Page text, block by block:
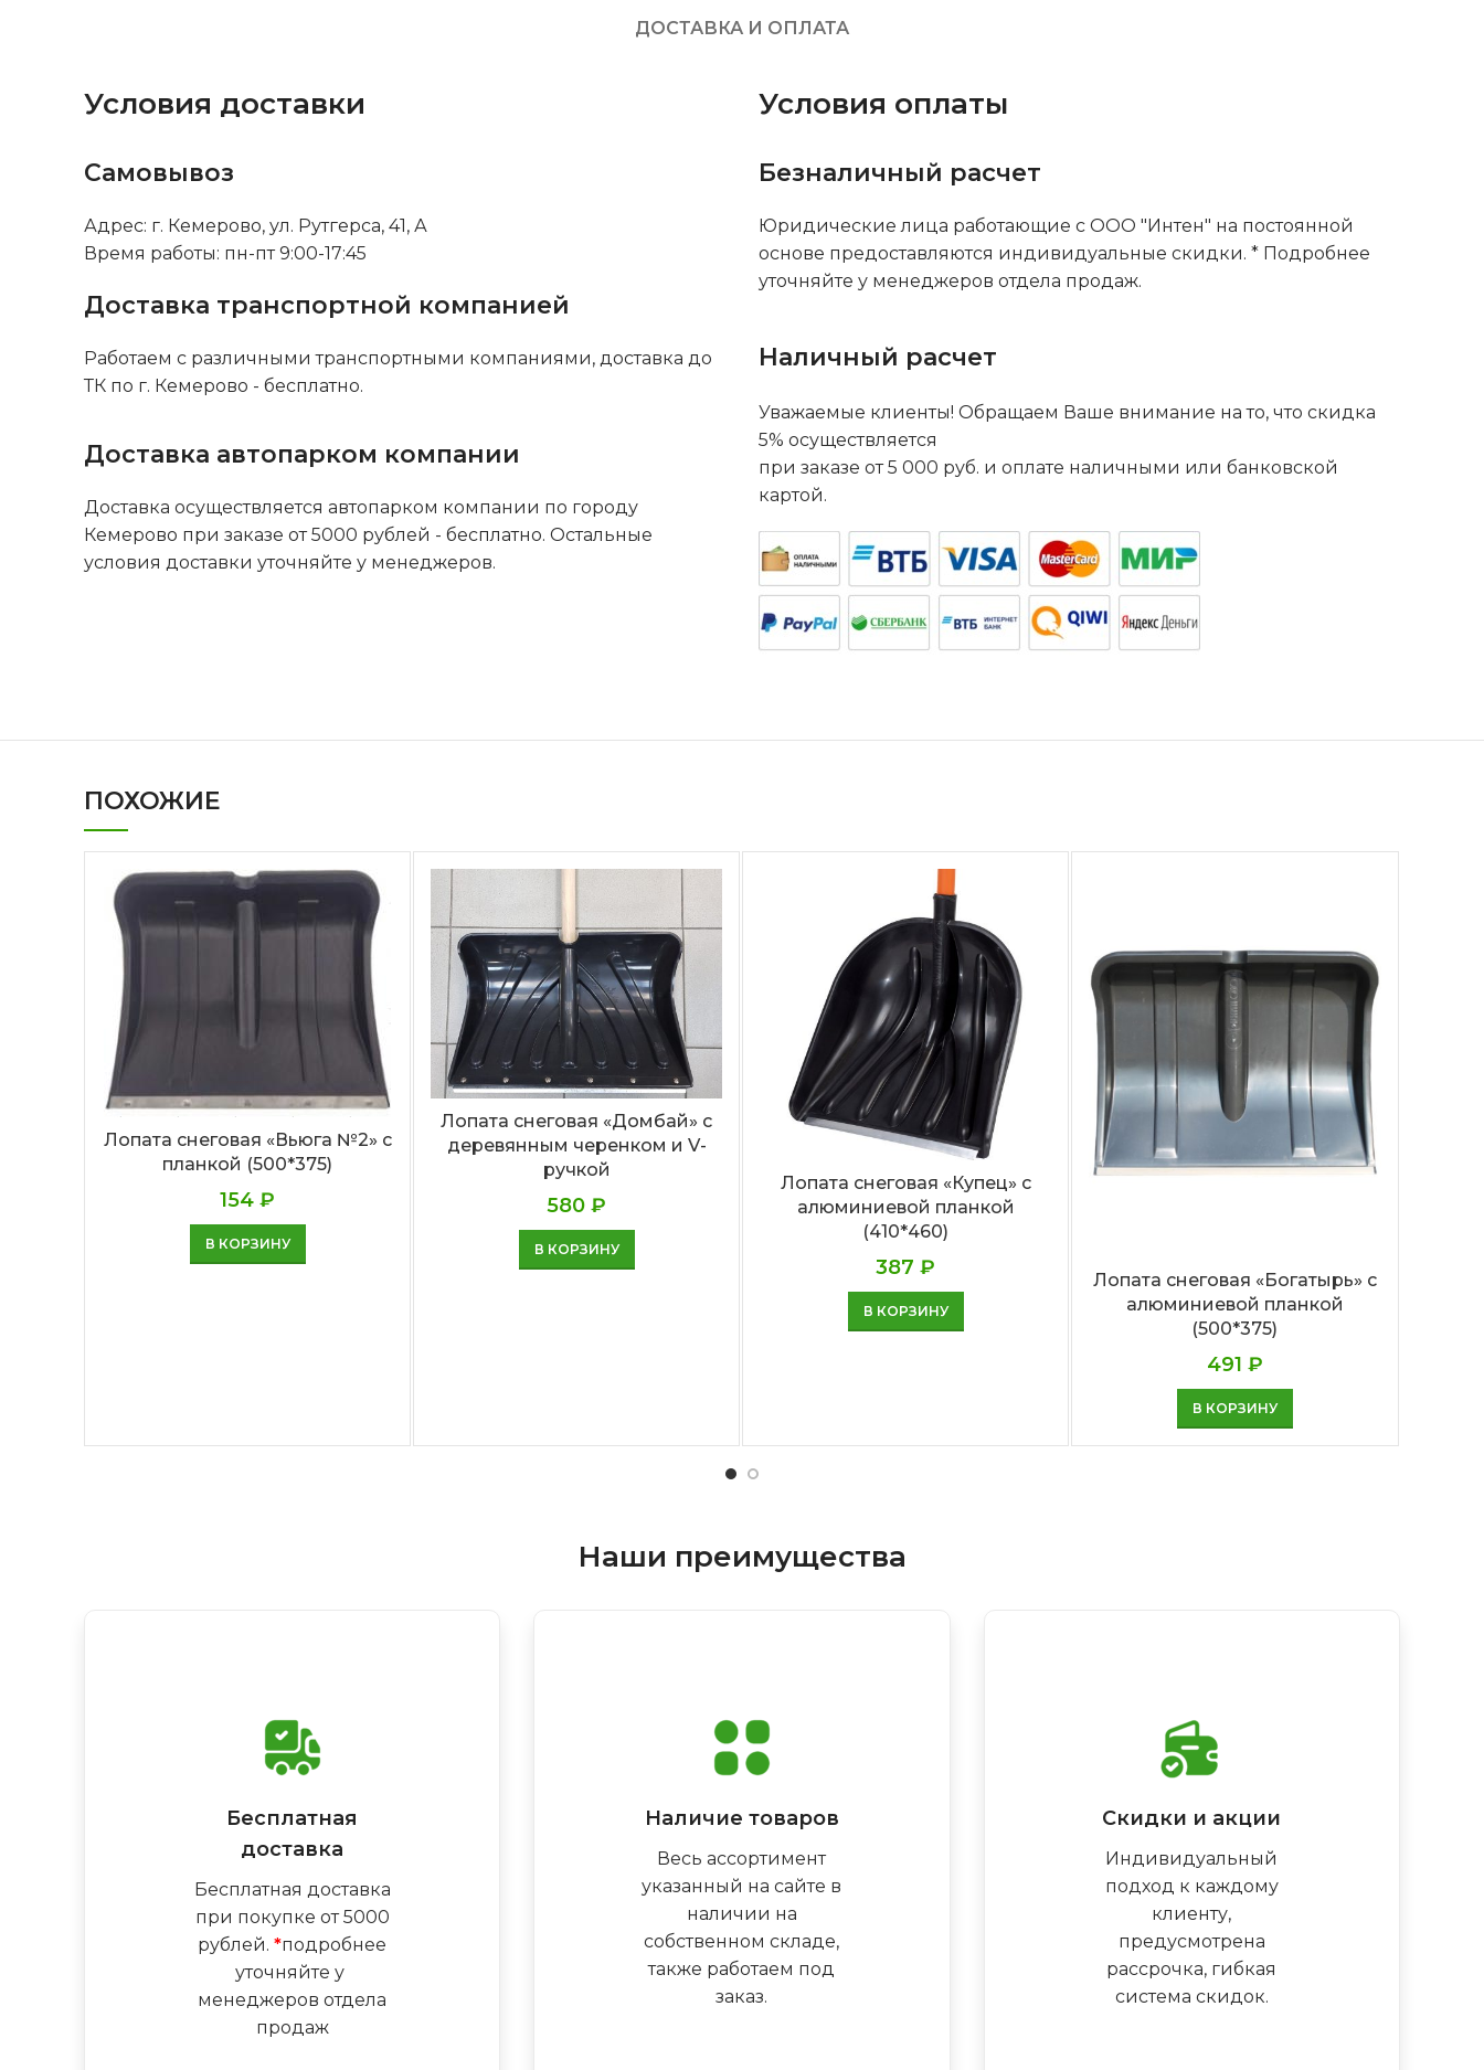
ДОСТАВКА И ОПЛАТА
Условия доставки
Самовывоз
Адрес: г. Кемерово, ул. Рутгерса, 41, А
Время работы: пн-пт 9:00-17:45
Доставка транспортной компанией
Работаем с различными транспортными компаниями, доставка до
ТК по г. Кемерово - бесплатно.
Доставка автопарком компании
Доставка осуществляется автопарком компании по городу
Кемерово при заказе от 5000 рублей - бесплатно. Остальные
условия доставки уточняйте у менеджеров.
Условия оплаты
Безналичный расчет
Юридические лица работающие с ООО "Интен" на постоянной
основе предоставляются индивидуальные скидки. * Подробнее
уточняйте у менеджеров отдела продаж.
Наличный расчет
Уважаемые клиенты! Обращаем Ваше внимание на то, что скидка
5% осуществляется
при заказе от 5 000 руб. и оплате наличными или банковской
картой.
ПОХОЖИЕ
Лопата снеговая «Вьюга №2» с
планкой (500*375)
154₽
В КОРЗИНУ
Лопата снеговая «Домбай» с
деревянным черенком и V-
ручкой
580₽
В КОРЗИНУ
Лопата снеговая «Купец» с
алюминиевой планкой
(410*460)
387₽
В КОРЗИНУ
Лопата снеговая «Богатырь» с
алюминиевой планкой
(500*375)
491 ₽
В КОРЗИНУ
Наши преимущества
Бесплатная
доставка
Бесплатная доставка
при покупке от 5000
рублей.*подробнее
уточняйте у
менеджеров отдела
продаж
Наличие товаров
Весь ассортимент
указанный на сайте в
наличии на
собственном складе,
также работаем под
заказ.
Скидки и акции
Индивидуальный
подход к каждому
клиенту,
предусмотрена
рассрочка, гибкая
система скидок.